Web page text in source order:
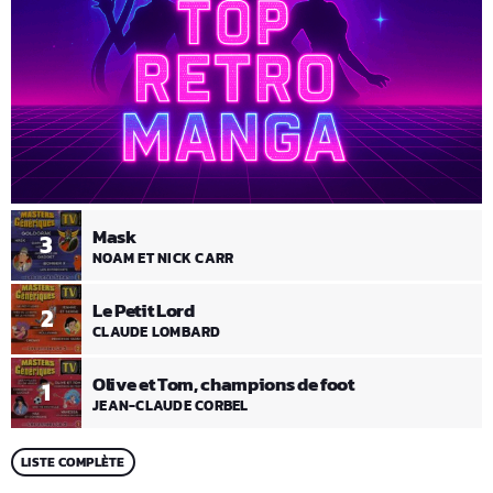
1 Olive et Tom, champions de foot
JEAN-CLAUDE CORBEL
2 Le Petit Lord
CLAUDE LOMBARD
3 Mask
NOAM ET NICK CARR
LISTE COMPLÈTE